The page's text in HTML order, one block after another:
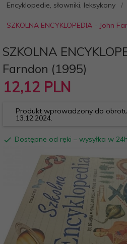
Encyklopedie, słowniki, leksykony
SZKOLNA ENCYKLOPEDIA - John
SZKOLNA
Farndon (1995)
12,12 PLN
Produkt wprowadzony do
13.12.2024.
Dostępne od ręki – wysyłka w